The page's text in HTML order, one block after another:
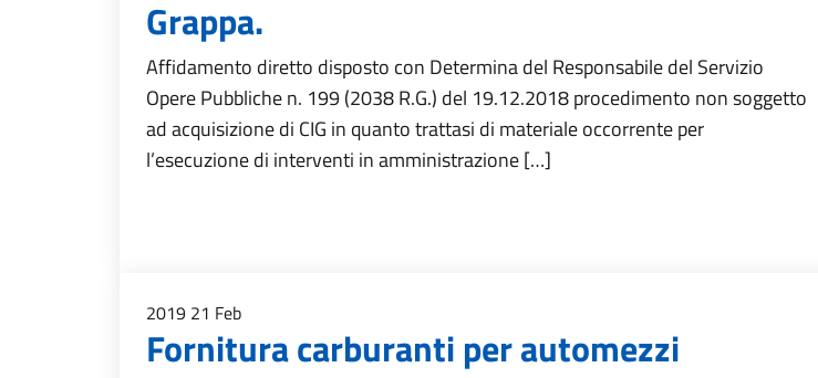
Grappa.
Affidamento diretto disposto con Determina del Responsabile del Servizio
Opere Pubbliche n. 199 (2038 R.G.) del 19.12.2018 procedimento non soggetto
ad acquisizione di CIG in quanto trattasi di materiale occorrente per
l’esecuzione di interventi in amministrazione […]
2019 21 Feb
Fornitura carburanti per automezzi